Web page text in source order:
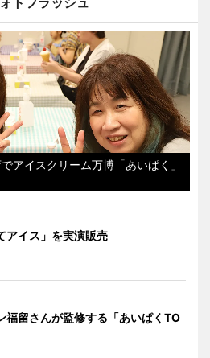
アイスクリーム万博「あいぱく」
アイス」を実演販売
福留さんが監修する「あいぱくTO